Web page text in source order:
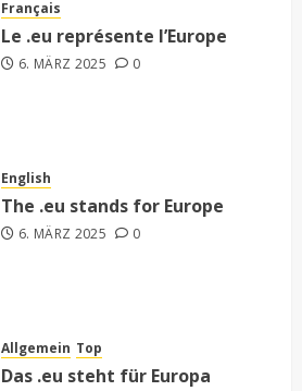
Français
Le .eu représente l’Europe
6. MÄRZ 2025 0
English
The .eu stands for Europe
6. MÄRZ 2025 0
Allgemein Top
Das .eu steht für Europa